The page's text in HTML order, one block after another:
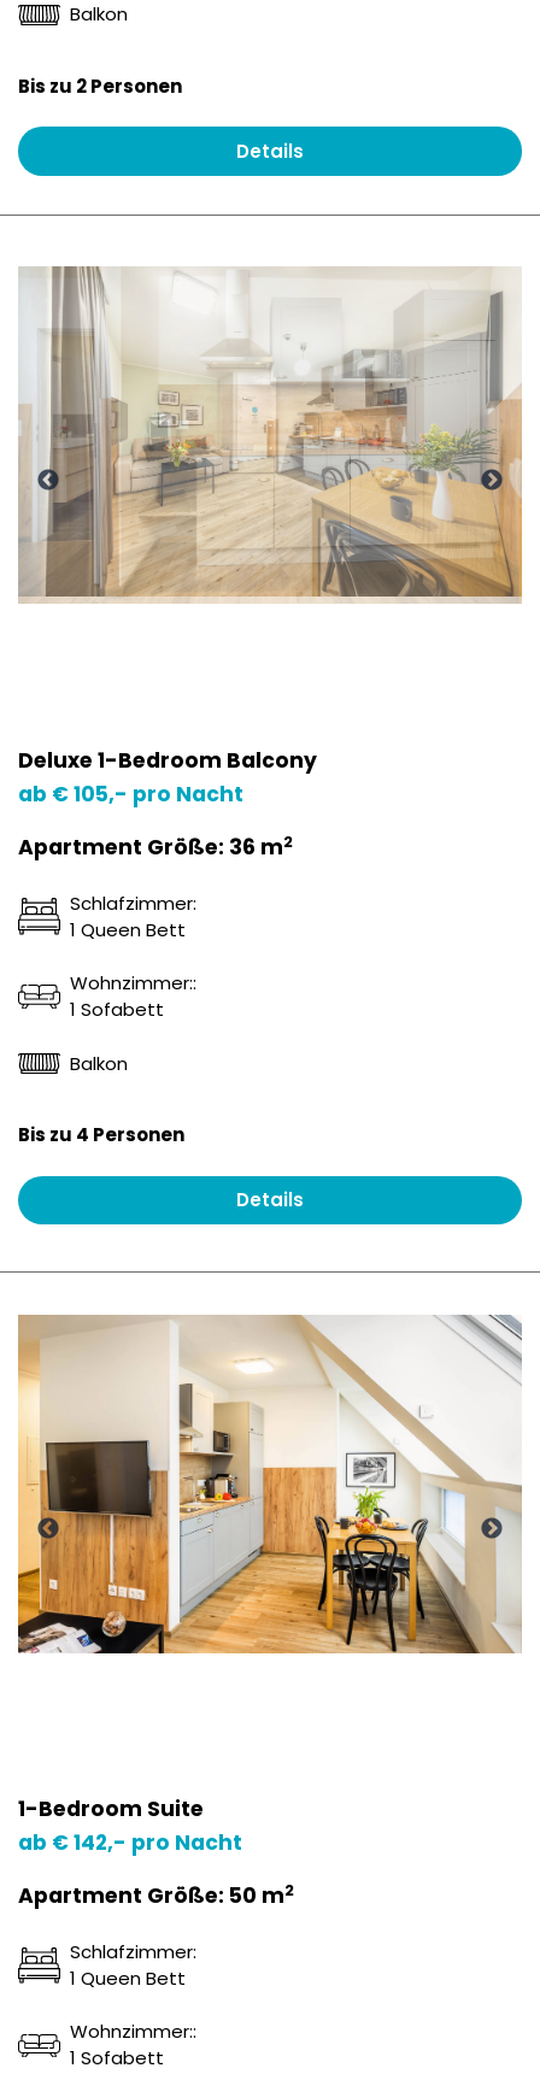
Balkon
Details
Bis zu 2 Personen
Deluxe 1-Bedroom Balcony
ab € 105,- pro Nacht
Apartment Größe: 36 m2
Schlafzimmer:
1 Queen Bett
Wohnzimmer::
1 Sofabett
Balkon
Details
Bis zu 4 Personen
1-Bedroom Suite
ab € 142,- pro Nacht
Apartment Größe: 50 m2
Schlafzimmer:
1 Queen Bett
Wohnzimmer::
1 Sofabett